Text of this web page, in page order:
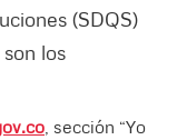
(SDQS)
los
, sección “Yo